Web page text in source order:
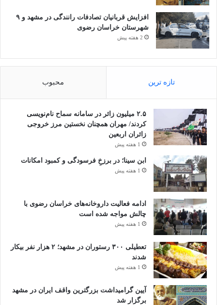
افزایش قربانیان تصادفات رانندگی در مشهد و ۹
شهرستان خراسان رضوی
2 هفته پیش
تازه ترین محبوب
۲.۵ میلیون زائر در سامانه سماح نام‌نویسی
کردند/ مهران همچنان نخستین مرز خروجی
زائران اربعین
1 هفته پیش
ابن سینا؛ در برزخِ فرسودگی و کمبود امکانات
1 هفته پیش
ادامه فعالیت داروخانه‌های خراسان رضوی با
چالش مواجه شده است
1 هفته پیش
تعطیلی ۳۰۰ رستوران در مشهد؛ ۲ هزار نفر بیکار
شدند
1 هفته پیش
آیین گرامیداشت بزرگترین واقف ایران در مشهد
برگزار شد